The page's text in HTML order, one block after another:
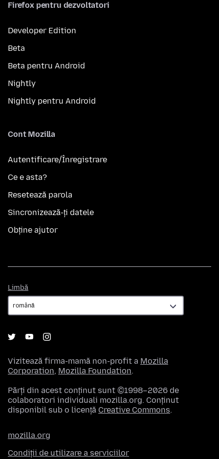
Firefox pentru dezvoltatori
Developer Edition
Beta
Beta pentru Android
Nightly
Nightly pentru Android
Cont Mozilla
Autentificare/Înregistrare
Ce e asta?
Resetează parola
Sincronizează-ți datele
Obține ajutor
Limbă
Vizitează firma-mamă non-profit a Mozilla
Corporation, Mozilla Foundation.
Părți din acest conținut sunt ©1998–2026 de
colaboratori individuali mozilla.org. Conținut
disponibil sub o licență Creative Commons.
mozilla.org
Condiții de utilizare a serviciilor